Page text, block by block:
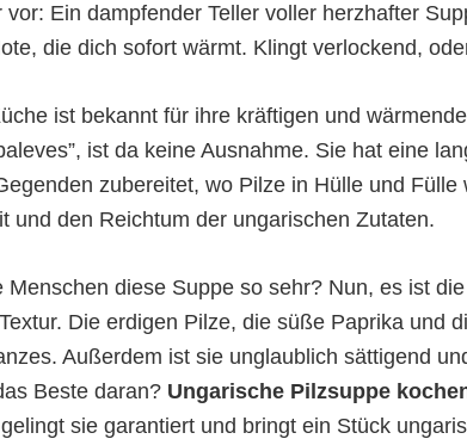
vor: Ein dampfender Teller voller herzhafter
die dich sofort wärmt. Klingt verlockend,
ist bekannt für ihre kräftigen und
ist da keine Ausnahme. Sie hat eine
zubereitet, wo Pilze in Hülle und
und den Reichtum der ungarischen Zutaten.
Menschen diese Suppe so sehr? Nun, es ist
Die erdigen Pilze, die süße Paprika und
Außerdem ist sie unglaublich sättigend
Beste daran? Ungarische Pilzsuppe
sie garantiert und bringt ein Stück